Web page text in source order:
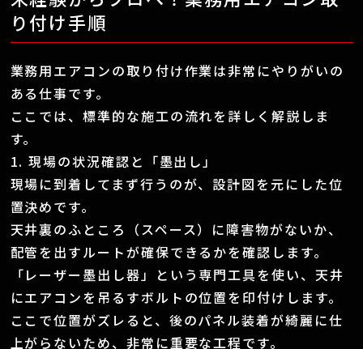
り付け手順
業務用エアコンの取り付け作業は非常にやりがいの
ある仕事です。
ここでは、標準的な施工の流れを詳しく解説しま
す。
1. 現場の状況確認と「墨出し」
現場に到着してまず行うのが、設計図を元にした位
置決めです。
天井裏のふところ（スペース）に障害物がないか、
配管を出すルートが確保できるかを確認します。
「レーザー墨出し器」という専門工具を使い、天井
にエアコンを吊るすボルトの位置を印付けします。
ここで位置がズレると、後のパネル装着が綺麗に仕
上がらないため、非常に重要な工程です。